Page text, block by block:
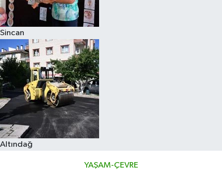
Sincan
Altındağ
YAŞAM-ÇEVRE